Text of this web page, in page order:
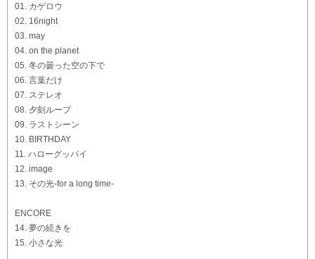
01. カゲロウ
02. 16night
03. may
04. on the planet
05. 冬の曇った空の下で
06. 言葉だけ
07. ステレオ
08. 夕刻ループ
09. ラストシーン
10. BIRTHDAY
11. ハローグッバイ
12. image
13. その光-for a long time-
ENCORE
14. 夢の続きを
15. 小さな光